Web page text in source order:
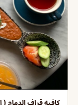
كافيه قراف الدمام